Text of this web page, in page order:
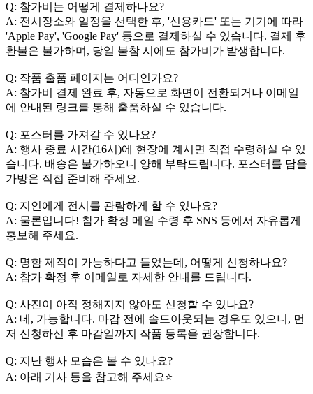
Q: 참가비는 어떻게 결제하나요?
A: 전시장소와 일정을 선택한 후, '신용카드' 또는 기기에 따라
'Apple Pay', 'Google Pay' 등으로 결제하실 수 있습니다. 결제 후
환불은 불가하며, 당일 불참 시에도 참가비가 발생합니다.
Q: 작품 출품 페이지는 어디인가요?
A: 참가비 결제 완료 후, 자동으로 화면이 전환되거나 이메일
에 안내된 링크를 통해 출품하실 수 있습니다.
Q: 포스터를 가져갈 수 있나요?
A: 행사 종료 시간(16시)에 현장에 계시면 직접 수령하실 수 있
습니다. 배송은 불가하오니 양해 부탁드립니다. 포스터를 담을
가방은 직접 준비해 주세요.
Q: 지인에게 전시를 관람하게 할 수 있나요?
A: 물론입니다! 참가 확정 메일 수령 후 SNS 등에서 자유롭게
홍보해 주세요.
Q: 명함 제작이 가능하다고 들었는데, 어떻게 신청하나요?
A: 참가 확정 후 이메일로 자세한 안내를 드립니다.
Q: 사진이 아직 정해지지 않아도 신청할 수 있나요?
A: 네, 가능합니다. 마감 전에 솔드아웃되는 경우도 있으니, 먼
저 신청하신 후 마감일까지 작품 등록을 권장합니다.
Q: 지난 행사 모습은 볼 수 있나요?
A: 아래 기사 등을 참고해 주세요⭐️